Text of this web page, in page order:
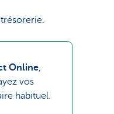
Online,
vos
habituel.